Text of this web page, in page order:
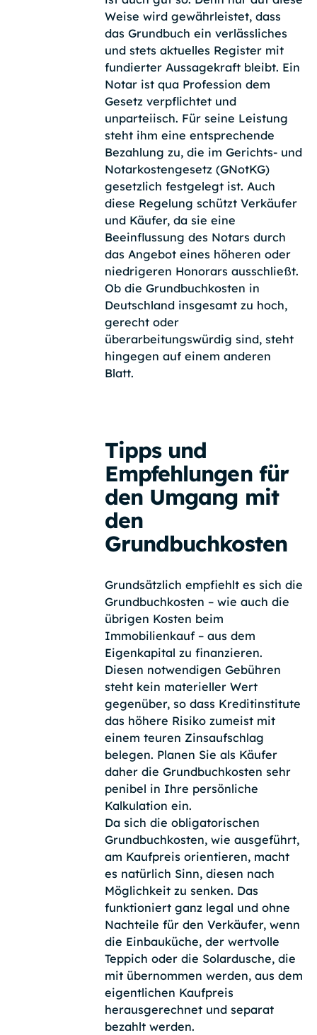
Weise wird gewährleistet, dass
das Grundbuch ein verlässliches
und stets aktuelles Register mit
fundierter Aussagekraft bleibt. Ein
Notar ist qua Profession dem
Gesetz verpflichtet und
unparteiisch. Für seine Leistung
steht ihm eine entsprechende
Bezahlung zu, die im Gerichts- und
Notarkostengesetz (GNotKG)
gesetzlich festgelegt ist. Auch
diese Regelung schützt Verkäufer
und Käufer, da sie eine
Beeinflussung des Notars durch
das Angebot eines höheren oder
niedrigeren Honorars ausschließt.
Ob die Grundbuchkosten in
Deutschland insgesamt zu hoch,
gerecht oder
überarbeitungswürdig sind, steht
hingegen auf einem anderen
Blatt.
Tipps und
Empfehlungen für
den Umgang mit
den
Grundbuchkosten
Grundsätzlich empfiehlt es sich die
Grundbuchkosten – wie auch die
übrigen Kosten beim
Immobilienkauf – aus dem
Eigenkapital zu finanzieren.
Diesen notwendigen Gebühren
steht kein materieller Wert
gegenüber, so dass Kreditinstitute
das höhere Risiko zumeist mit
einem teuren Zinsaufschlag
belegen. Planen Sie als Käufer
daher die Grundbuchkosten sehr
penibel in Ihre persönliche
Kalkulation ein.
Da sich die obligatorischen
Grundbuchkosten, wie ausgeführt,
am Kaufpreis orientieren, macht
es natürlich Sinn, diesen nach
Möglichkeit zu senken. Das
funktioniert ganz legal und ohne
Nachteile für den Verkäufer, wenn
die Einbauküche, der wertvolle
Teppich oder die Solardusche, die
mit übernommen werden, aus dem
eigentlichen Kaufpreis
herausgerechnet und separat
bezahlt werden.